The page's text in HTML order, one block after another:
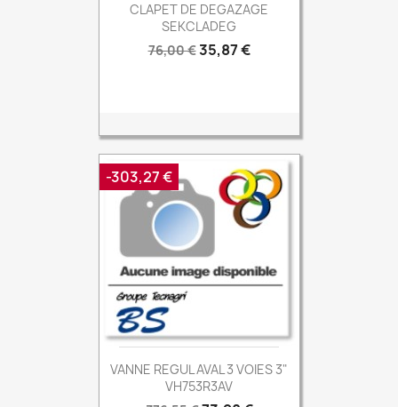
CLAPET DE DEGAZAGE
SEKCLADEG
Prix
76,00 €Prix
35,87 €
VANNE REGUL AVAL 3 VOIES 3"
VH753R3AV
-303,27 €